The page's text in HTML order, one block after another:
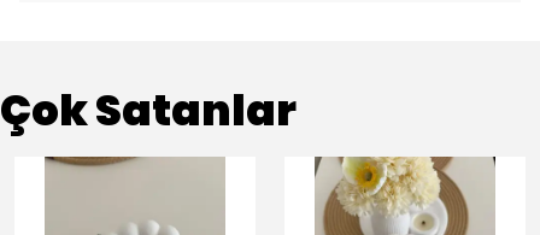
Çok Satanlar